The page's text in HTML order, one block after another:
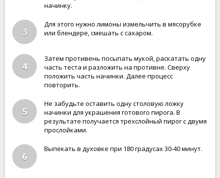
начинку.
3
Для этого нужно лимоны измельчить в мясорубке
или блендере, смешать с сахаром.
4
Затем противень посыпать мукой, раскатать одну
часть теста и разложить на противне. Сверху
положить часть начинки. Далее процесс
повторить.
5
Не забудьте оставить одну столовую ложку
начинки для украшения готового пирога. В
результате получается трехслойный пирог с двумя
прослойками.
6
Выпекать в духовке при 180 градусах 30-40 минут.